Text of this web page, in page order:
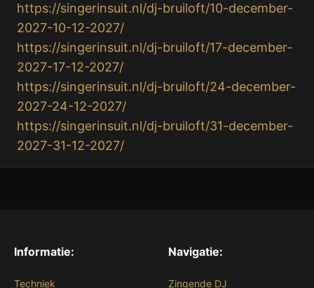
https://singerinsuit.nl/dj-bruiloft/10-december-
2027-10-12-2027/
https://singerinsuit.nl/dj-bruiloft/17-december-
2027-17-12-2027/
https://singerinsuit.nl/dj-bruiloft/24-december-
2027-24-12-2027/
https://singerinsuit.nl/dj-bruiloft/31-december-
2027-31-12-2027/
Informatie:
Techniek
Navigatie:
Zingende DJ